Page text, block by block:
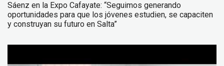
Sáenz en la Expo Cafayate: “Seguimos generando
oportunidades para que los jóvenes estudien, se capaciten
y construyan su futuro en Salta”